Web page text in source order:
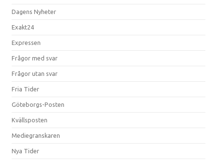
Dagens Nyheter
Exakt24
Expressen
Frågor med svar
Frågor utan svar
Fria Tider
Göteborgs-Posten
Kvällsposten
Mediegranskaren
Nya Tider